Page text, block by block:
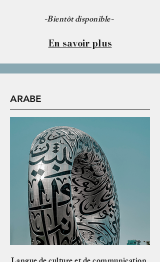
-Bientôt disponible-
En savoir plus
ARABE